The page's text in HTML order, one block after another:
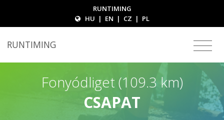
RUNTIMING
HU | EN | CZ | PL
RUNTIMING
Fonyódliget (109.3 km)
CSAPAT